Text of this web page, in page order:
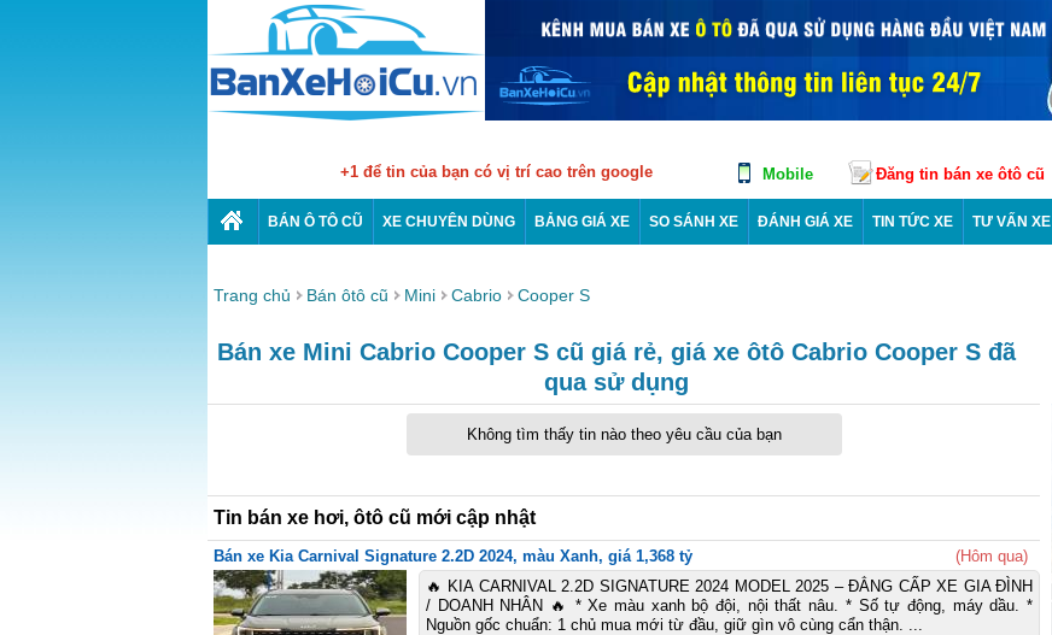
+1 để tin của bạn có vị trí cao trên google Mobile Đăng tin bán xe ôtô cũ
BÁN Ô TÔ CŨ XE CHUYÊN DÙNG BẢNG GIÁ XE SO SÁNH XE ĐÁNH GIÁ XE TIN TỨC XE TƯ VẤN XE
Trang chủ Bán ôtô cũ Mini Cabrio Cooper S
Bán xe Mini Cabrio Cooper S cũ giá rẻ, giá xe ôtô Cabrio Cooper S đã
qua sử dụng
Không tìm thấy tin nào theo yêu cầu của bạn
Tin bán xe hơi, ôtô cũ mới cập nhật
Bán xe Kia Carnival Signature 2.2D 2024, màu Xanh, giá 1,368 tỷ
(Hôm qua)
🔥 KIA CARNIVAL 2.2D SIGNATURE 2024 MODEL 2025 – ĐẲNG CẤP XE GIA ĐÌNH
/ DOANH NHÂN 🔥 * Xe màu xanh bộ đội, nội thất nâu. * Số tự động, máy dầu. *
Nguồn gốc chuẩn: 1 chủ mua mới từ đầu, giữ gìn vô cùng cẩn thận. ...